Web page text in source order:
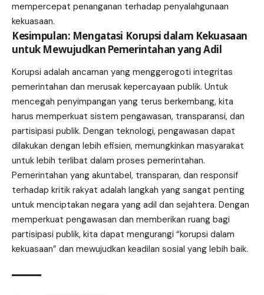
mempercepat penanganan terhadap penyalahgunaan
kekuasaan.
Kesimpulan: Mengatasi Korupsi dalam Kekuasaan
untuk Mewujudkan Pemerintahan yang Adil
Korupsi adalah ancaman yang menggerogoti integritas
pemerintahan dan merusak kepercayaan publik. Untuk
mencegah penyimpangan yang terus berkembang, kita
harus memperkuat sistem pengawasan, transparansi, dan
partisipasi publik. Dengan teknologi, pengawasan dapat
dilakukan dengan lebih efisien, memungkinkan masyarakat
untuk lebih terlibat dalam proses pemerintahan.
Pemerintahan yang akuntabel, transparan, dan responsif
terhadap kritik rakyat adalah langkah yang sangat penting
untuk menciptakan negara yang adil dan sejahtera. Dengan
memperkuat pengawasan dan memberikan ruang bagi
partisipasi publik, kita dapat mengurangi “korupsi dalam
kekuasaan” dan mewujudkan keadilan sosial yang lebih baik.